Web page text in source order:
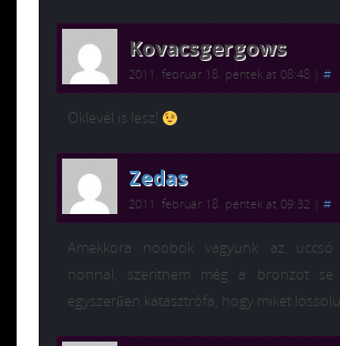
Kovacsgergows
2011. február 18. péntek at 08:48 #
Oklevél is lesz!
Zedas
2011. február 18. péntek at 09:32 #
Amekkora noobok vagyunk az
nonnal, szeritnem még a bronzot se
egyszerűen katasztrófa, hogy miket